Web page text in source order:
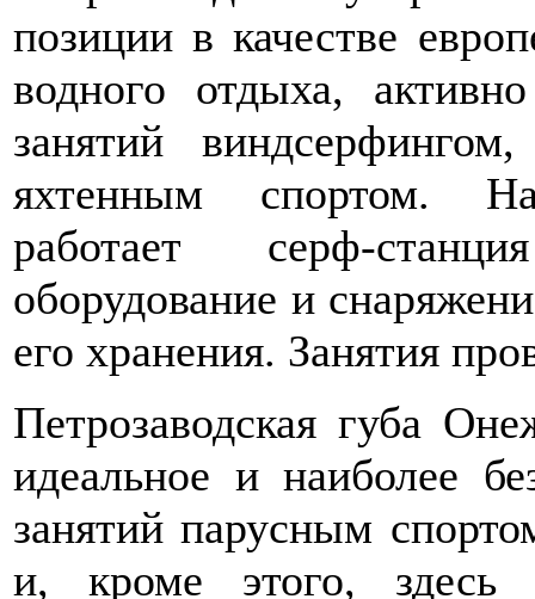
позиции в качестве
водного отдыха,
занятий
яхтенным спортом. На
работает серф-
оборудование и
его хранения. Занятия
Петрозаводская губа
идеальное и наиболее
занятий парусным
и, кроме этого, здесь